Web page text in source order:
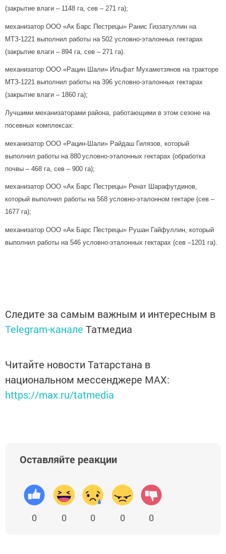
(закрытие влаги – 1148 га, сев – 271 га);
механизатор ООО «Ак Барс Пестрецы» Ранис Гиззатуллин на
МТЗ-1221 выполнил работы на 502 условно-эталонных гектарах
(закрытие влаги – 894 га , сев – 271 га).
механизатор ООО «Рацин Шали» Ильфат Мухаметзянов на тракторе
МТЗ-1221 выполнил работы на 396 условно-эталонных гектарах
(закрытие влаги – 1860 га);
Лучшими механизаторами района, работающими в этом сезоне на
посевных комплексах:
механизатор ООО «Рацин-Шали» Райдаш Гилязов, который
выполнил работы на 880 условно-эталонных гектарах (обработка
почвы – 468 га , сев – 900 га);
механизатор ООО «Ак Барс Пестрецы» Ренат Шарафутдинов,
который выполнил работы на 568 условно-эталонном гектаре (сев –
1677 га);
механизатор ООО «Ак Барс Пестрецы» Рушан Гайфуллин, который
выполнил работы на 546 условно-эталонных гектарах (сев –1201 га).
Следите за самым важным и интересным в
Telegram-канале Татмедиа
Читайте новости Татарстана в
национальном мессенджере MАХ:
https://max.ru/tatmedia
Оставляйте реакции
0 0 0 0 0